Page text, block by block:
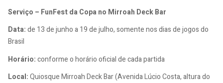
Serviço – FunFest da Copa no Mirroah Deck Bar
Data:de 13 de junho a 19 de julho, somente nos dias de jogos do
Brasil
Horário:conforme o horário oficial de cada partida
Local:Quiosque Mirroah Deck Bar (Avenida Lúcio Costa, altura do